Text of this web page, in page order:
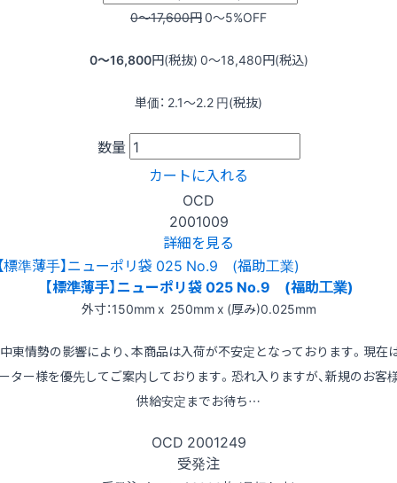
0〜17,600円0〜5%OFF
0〜16,800円(税抜) 0〜18,480円(税込)
単価： 2.1〜2.2 円(税抜)
数量
カートに入れる
OCD
2001009
詳細を見る
【標準薄手】ニューポリ袋 025 No.9 (福助工業)
外寸：150mm x 250mm x (厚み)0.025mm
東情勢の影響により、本商品は入荷が不安定となっております。現在
ター様を優先してご案内しております。恐れ入りますが、新規のお客
供給安定までお待ち…
OCD 2001249
受発注